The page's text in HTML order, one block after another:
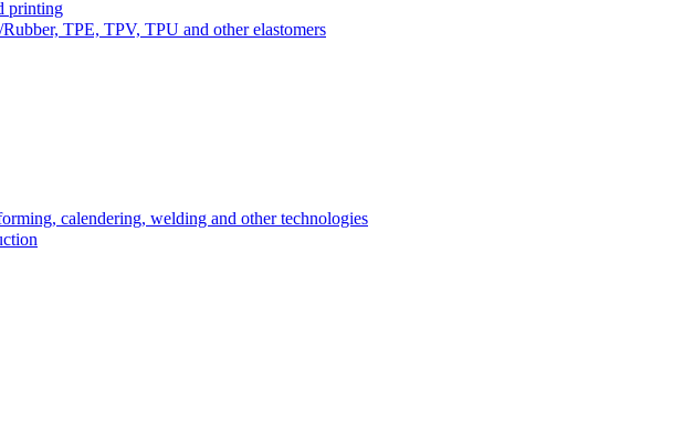
printing
TPE, TPV, TPU and other elastomers
calendering, welding and other technologies